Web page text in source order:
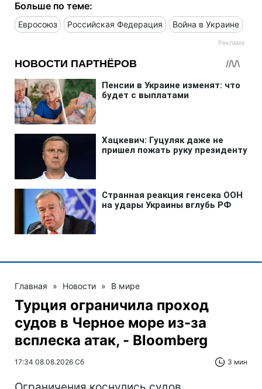
Больше по теме:
Евросоюз Российская Федерация Война в Украине
Главная » Новости » В мире
Турция ограничила проход
судов в Черное море из-за
всплеска атак, - Bloomberg
17:34 08.08.2026 Сб 3 мин